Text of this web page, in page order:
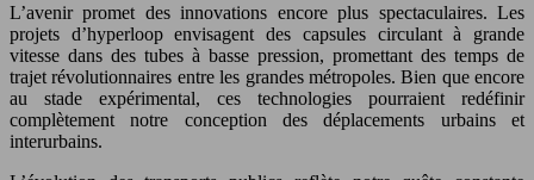
L’avenir promet des innovations encore plus spectaculaires. Les
projets d’hyperloop envisagent des capsules circulant à grande
vitesse dans des tubes à basse pression, promettant des temps de
trajet révolutionnaires entre les grandes métropoles. Bien que encore
au stade expérimental, ces technologies pourraient redéfinir
complètement notre conception des déplacements urbains et
interurbains.